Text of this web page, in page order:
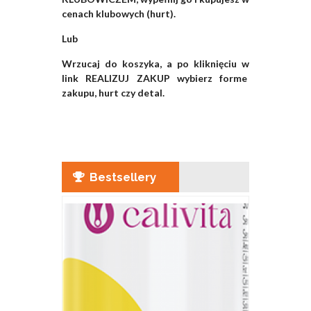
cenach klubowych (hurt).
Lub
Wrzucaj do koszyka, a po kliknięciu w
link REALIZUJ ZAKUP wybierz forme
zakupu, hurt czy detal.
Bestsellery